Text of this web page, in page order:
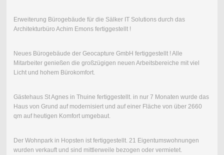
Erweiterung Bürogebäude für die Sälker IT Solutions durch das
Architekturbüro Achim Emons fertiggestellt !
Neues Bürogebäude der Geocapture GmbH fertiggestellt ! Alle
Mitarbeiter genießen die großzügigen neuen Arbeitsbereiche mit viel
Licht und hohem Bürokomfort.
Gästehaus St Agnes in Thuine fertiggestellt. in nur 7 Monaten wurde das
Haus von Grund auf modernisiert und auf einer Fläche von über 2660
qm auf heutigen Komfort umgebaut.
Der Wohnpark in Hopsten ist fertiggestellt. 21 Eigentumswohnungen
wurden verkauft und sind mittlerweile bezogen oder vermietet.